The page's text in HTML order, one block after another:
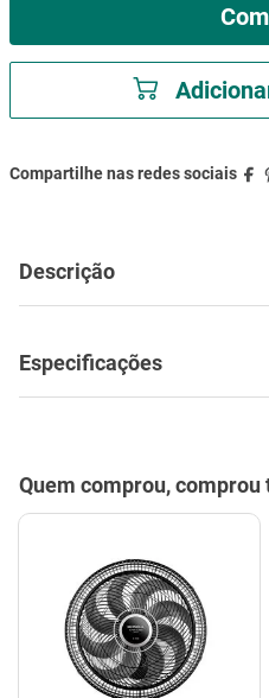
Descrição
Especificações
Quem comprou, comprou